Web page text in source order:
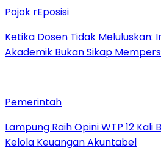
Pojok rEposisi
Ketika Dosen Tidak Meluluskan:
Akademik Bukan Sikap
Pemerintah
Lampung Raih Opini WTP 12
Kelola Keuangan Akuntabel